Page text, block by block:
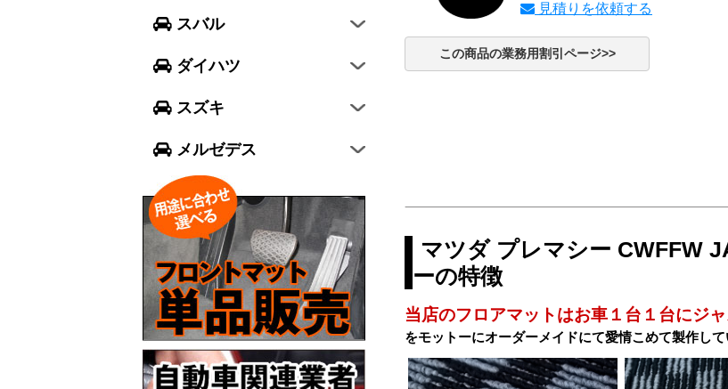
見積りを依頼する
この商品の業務用割引ページ>>
マツダ プレマシー CWFFW
ーの特徴
当店のフロアマットはお車１台１台にジャ
をモットーにオーダーメイドにて愛情こめて製作して
スバル
エクシーガ クロスオーバー7
ダイハツ
トール
スズキ
スイフト
ジムニー シエラ
メルゼデス
Aクラス
GLCクラス